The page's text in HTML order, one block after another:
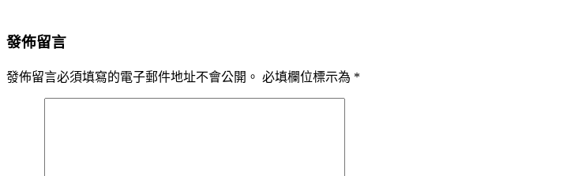
發佈留言
發佈留言必須填寫的電子郵件地址不會公開。 必填欄位標示為 *